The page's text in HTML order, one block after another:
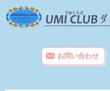
お問い合わせ